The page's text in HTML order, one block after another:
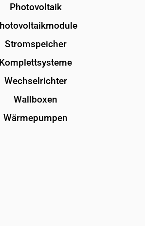
Photovoltaik
Stromspeicher
Wechselrichter
Wallboxen
Wärmepumpen